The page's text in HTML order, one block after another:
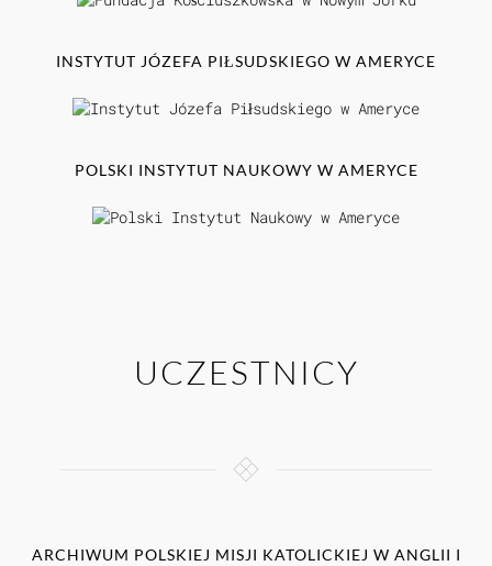
INSTYTUT JÓZEFA PIŁSUDSKIEGO W AMERYCE
POLSKI INSTYTUT NAUKOWY W AMERYCE
UCZESTNICY
ARCHIWUM POLSKIEJ MISJI KATOLICKIEJ W ANGLII I